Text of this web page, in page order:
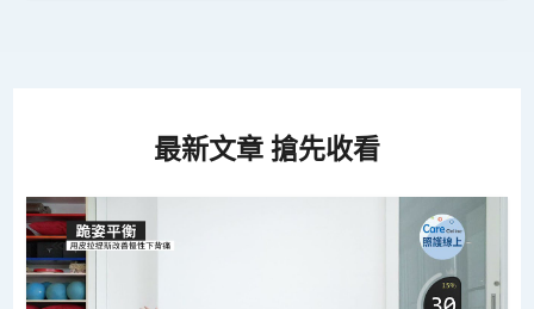
最新文章 搶先收看